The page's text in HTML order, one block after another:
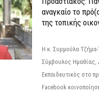
αναγκαίο το
της τοπικής
Η κ. Συρμούλα
Σύμβουλος Ημαθίας,
Εκπαιδευτικός στο
Facebook